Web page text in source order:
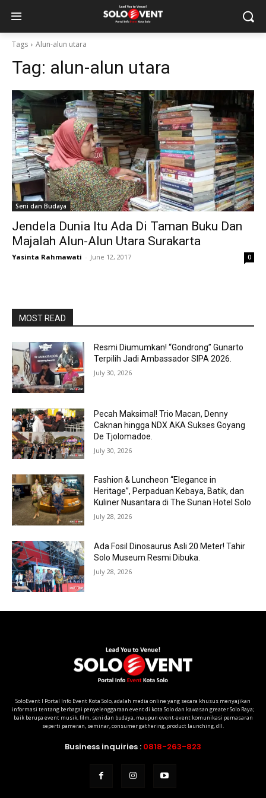
Tags Alun-alun utara
Tag: alun-alun utara
Seni dan Budaya
Jendela Dunia Itu Ada Di Taman Buku Dan
Majalah Alun-Alun Utara Surakarta
Yasinta Rahmawati - June 12, 2017 0
MOST READ
Resmi Diumumkan! “Gondrong” Gunarto
Terpilih Jadi Ambassador SIPA 2026.
July 30, 2026
Pecah Maksimal! Trio Macan, Denny
Caknan hingga NDX AKA Sukses Goyang
De Tjolomadoe.
July 30, 2026
Fashion & Luncheon “Elegance in
Heritage”, Perpaduan Kebaya, Batik, dan
Kuliner Nusantara di The Sunan Hotel Solo
July 28, 2026
Ada Fosil Dinosaurus Asli 20 Meter! Tahir
Solo Museum Resmi Dibuka.
July 28, 2026
SoloEvent I Portal Info Event Kota Solo, adalah media online yang secara khusus menyajikan
informasi tentang berbagai penyelenggaraan event di kota Solo dan kawasan greater Solo Raya;
baik berupa event musik, film, seni dan budaya, maupun event-event komunikasi pemasaran
seperti pameran, seminar, consumer gathering, product launching, dll.
Business inquiries : 0818-263-823